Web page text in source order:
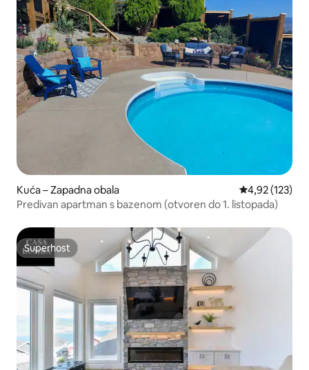
Kuća – Zapadna obala Prosječna
4,92 (123)
Predivan apartman s bazenom (otvoren do 1. listopada)
Superhost
Superhost